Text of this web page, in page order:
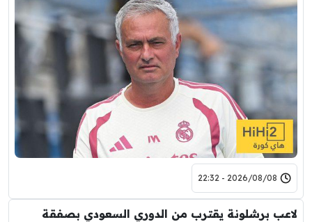
2026/08/08 - 22:32
لاعب برشلونة يقترب من الدوري السعودي بصفقة